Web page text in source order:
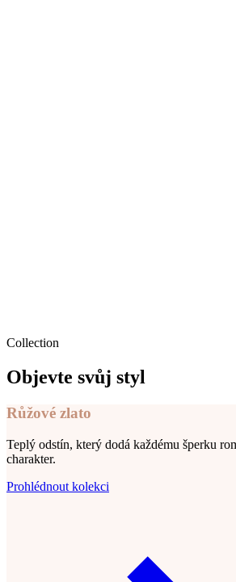
Collection
Objevte svůj styl
Růžové zlato
Teplý odstín, který dodá každému šperku
charakter.
Prohlédnout kolekci